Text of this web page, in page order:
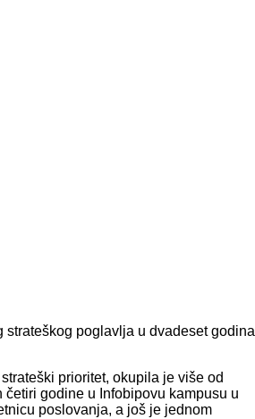
poglavlja u dvadeset godina
prioritet, okupila je više od
četiri godine u Infobipovu kampusu u
poslovanja, a još je jednom